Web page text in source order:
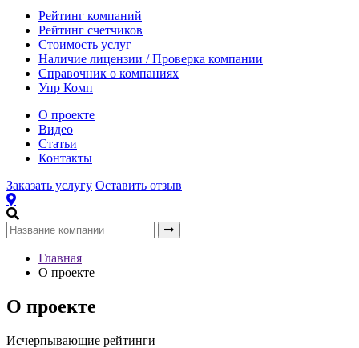
Рейтинг компаний
Рейтинг счетчиков
Стоимость услуг
Наличие лицензии / Проверка компании
Справочник о компаниях
Упр Комп
О проекте
Видео
Статьи
Контакты
Заказать услугу Оставить отзыв
Главная
О проекте
О проекте
Исчерпывающие рейтинги